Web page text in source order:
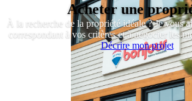
Acheter une
À la recherche de la propriété idéale ? Je vous
correspondant à vos critères et à négocier les
Décrire mon projet